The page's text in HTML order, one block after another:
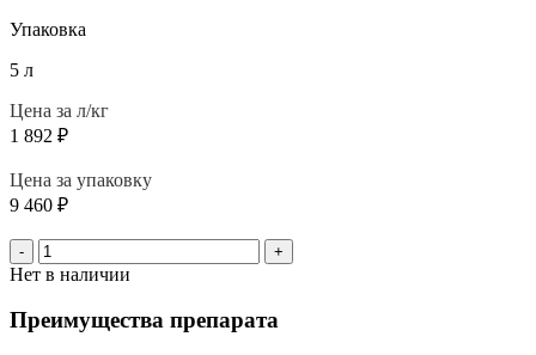
Упаковка
5 л
Цена за л/кг
1 892 ₽
Цена за упаковку
9 460 ₽
- +
Нет в наличии
Преимущества препарата